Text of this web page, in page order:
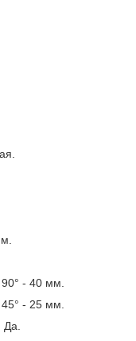
90° - 40 мм.
45° - 25 мм.
Да.